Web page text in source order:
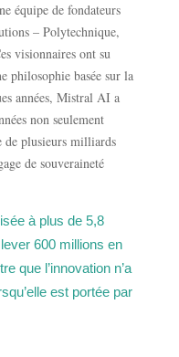
équipe de fondateurs
– Polytechnique,
visionnaires ont su
philosophie basée sur la
années, Mistral AI a
non seulement
de plusieurs milliards
de souveraineté
à plus de 5,8
600 millions en
que l’innovation n’a
est portée par